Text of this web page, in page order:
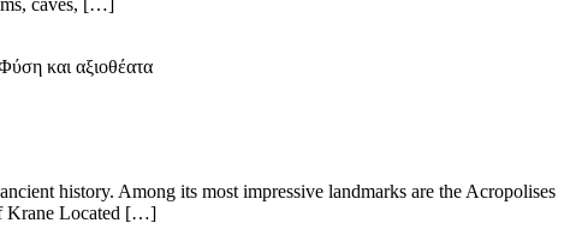
και αξιοθέατα
history. Among its most impressive landmarks are the Acropolises
Krane Located […]